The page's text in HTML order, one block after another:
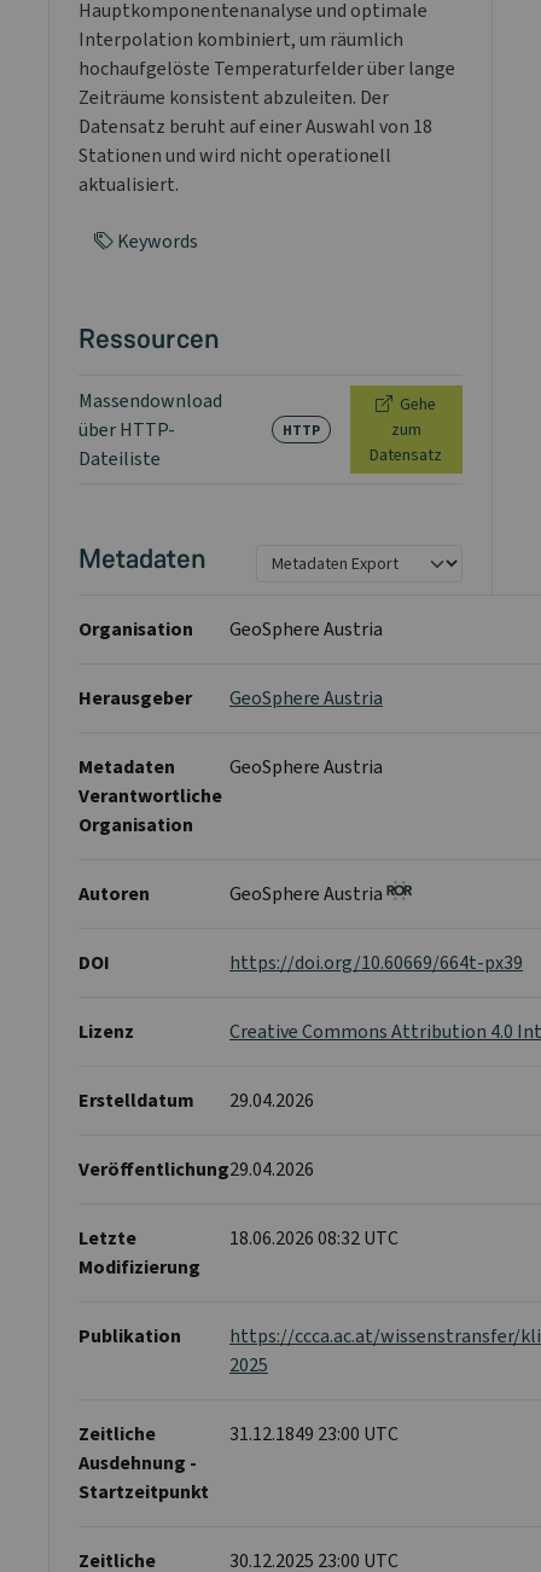
Hauptkomponentenanalyse und optimale
Interpolation kombiniert, um räumlich
hochaufgelöste Temperaturfelder über lange
Zeiträume konsistent abzuleiten. Der
Datensatz beruht auf einer Auswahl von 18
Stationen und wird nicht operationell
aktualisiert.
Keywords
Ressourcen
Massendownload
über HTTP-
Dateiliste
HTTP
Gehe
zum
Datensatz
Metadaten
Organisation GeoSphere Austria
Herausgeber GeoSphere Austria
Metadaten
Verantwortliche
Organisation
GeoSphere Austria
Autoren GeoSphere Austria
DOI https://doi.org/10.60669/664t-px39
Lizenz Creative Commons Attribution 4.0
Erstelldatum 29.04.2026
Veröffentlichung29.04.2026
Letzte
Modifizierung
18.06.2026 08:32 UTC
Publikation
https://ccca.ac.at/wissenstransfer/
2025
Zeitliche
Ausdehnung -
Startzeitpunkt
31.12.1849 23:00 UTC
Zeitliche
30.12.2025 23:00 UTC